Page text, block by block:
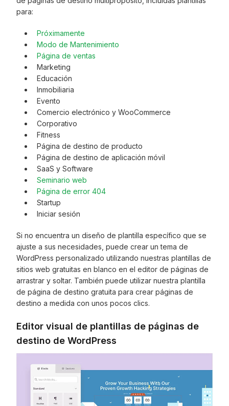
para:
Próximamente
Modo de Mantenimiento
Página de ventas
Marketing
Educación
Inmobiliaria
Evento
Comercio electrónico y WooCommerce
Corporativo
Fitness
Página de destino de producto
Página de destino de aplicación móvil
SaaS y Software
Seminario web
Página de error 404
Startup
Iniciar sesión
Si no encuentra un diseño de plantilla específico que se
ajuste a sus necesidades, puede crear un tema de
WordPress personalizado utilizando nuestras plantillas de
sitios web gratuitas en blanco en el editor de páginas de
arrastrar y soltar. También puede utilizar nuestra plantilla
de página de destino gratuita para crear páginas de
destino a medida con unos pocos clics.
Editor visual de plantillas de páginas de
destino de WordPress